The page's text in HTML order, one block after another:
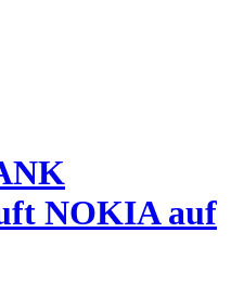
NOKIA auf